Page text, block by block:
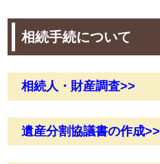
相続手続について
相続人・財産調査>>
遺産分割協議書の作成>>